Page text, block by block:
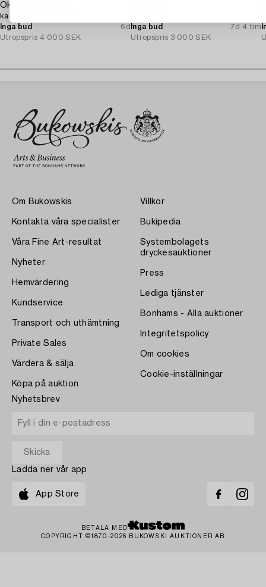
Okänd Konstnär,
kanalmotiv, 1800-tal.
Inga bud
6d
Utropspris 4 000 SEK
Inga bud
7d 4 tim
Utropspris 3 000 SEK
Om Bukowskis
Kontakta våra specialister
Våra Fine Art-resultat
Nyheter
Hemvärdering
Kundservice
Transport och uthämtning
Private Sales
Värdera & sälja
Köpa på auktion
Villkor
Bukipedia
Systembolagets
dryckesauktioner
Press
Lediga tjänster
Bonhams - Alla auktioner
Integritetspolicy
Om cookies
Cookie-inställningar
Nyhetsbrev
Ladda ner vår app
App Store
BETALA MED
COPYRIGHT ©1870-2026 BUKOWSKI AUKTIONER AB